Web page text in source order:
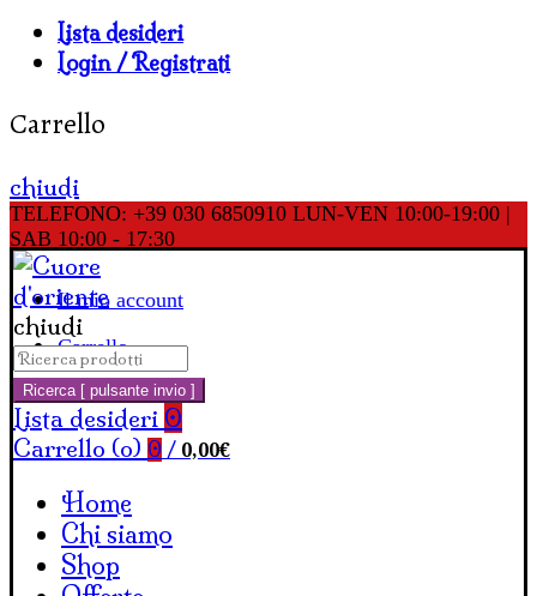
Lista desideri
Login / Registrati
Carrello
chiudi
TELEFONO: +39 030 6850910 LUN-VEN 10:00-19:00 |
SAB 10:00 - 17:30
Il mio account
Carrello
chiudi
Cerca:
Ricerca [ pulsante invio ]
Lista desideri 0
Carrello (o) 0 / 0,00€
Home
Chi siamo
Shop